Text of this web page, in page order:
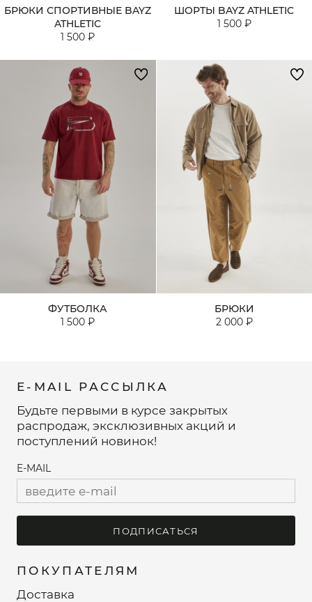
БРЮКИ СПОРТИВНЫЕ BAYZ
ATHLETIC
1 500 ₽
ШОРТЫ BAYZ ATHLETIC
1 500 ₽
ФУТБОЛКА
1 500 ₽
БРЮКИ
2 000 ₽
ПОКУПАТЕЛЯМ
Доставка
E-MAIL РАССЫЛКА
Будьте первыми в курсе закрытых
распродаж, эксклюзивных акций и
поступлений новинок!
E-MAIL
ПОДПИСАТЬСЯ